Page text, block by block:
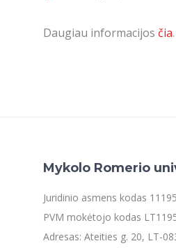
Daugiau informacijos čia.
Mykolo Romerio
Juridinio asmens kodas
PVM mokėtojo kodas
Adresas: Ateities g. 20, LT-